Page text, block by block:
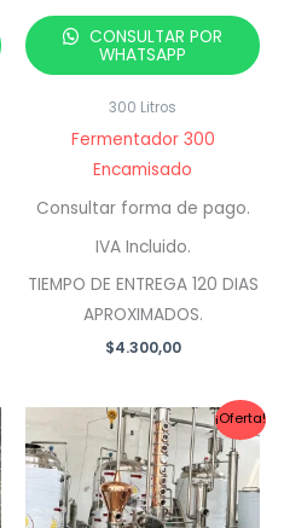
CONSULTAR POR
WHATSAPP
300 Litros
Fermentador 300
Encamisado
Consultar forma de pago.
IVA Incluido.
TIEMPO DE ENTREGA 120 DIAS
APROXIMADOS.
$4.300,00
¡Oferta!